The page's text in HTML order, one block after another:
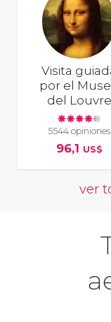
Visita
por el
del Louvre
5544 opiniones
96,1 US$
ver